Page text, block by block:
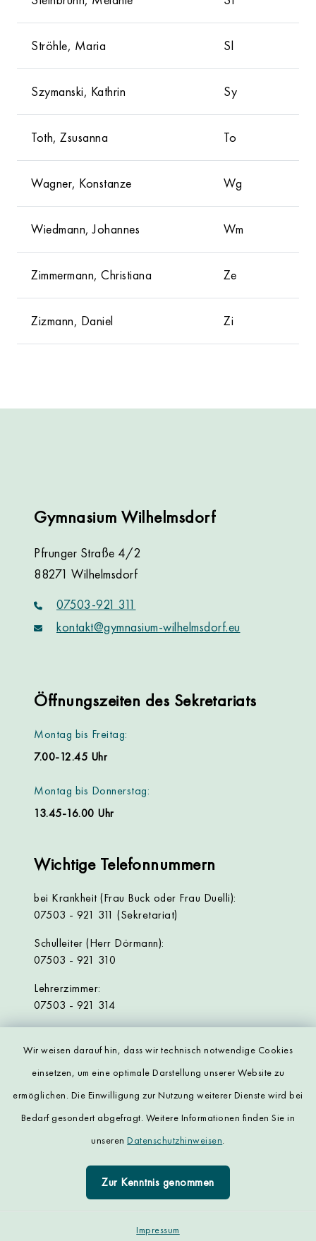
Wir weisen darauf hin, dass wir technisch notwendige Cookies
einsetzen, um eine optimale Darstellung unserer Website zu
ermöglichen. Die Einwilligung zur Nutzung weiterer Dienste wird bei
Bedarf gesondert abgefragt. Weitere Informationen finden Sie in
unserenDatenschutzhinweisen.
Zur Kenntnis genommen
Impressum
Ströhle, Maria Sl
Szymanski, Kathrin Sy
Toth, Zsusanna To
Wagner, Konstanze Wg
Wiedmann, Johannes Wm
Zimmermann, Christiana Ze
Zizmann, Daniel Zi
Gymnasium Wilhelmsdorf
Pfrunger Straße 4/2
88271 Wilhelmsdorf
07503-921 311
kontakt@gymnasium-wilhelmsdorf.eu
Öffnungszeiten des Sekretariats
Montag bis Freitag:
7.00-12.45 Uhr
Montag bis Donnerstag:
13.45-16.00 Uhr
Wichtige Telefonnummern
bei Krankheit (Frau Buck oder Frau Duelli):
07503 - 921 311 (Sekretariat)
Schulleiter (Herr Dörmann):
07503 - 921 310
Lehrerzimmer:
07503 - 921 314
Kontakt
Impressum
Sitemap